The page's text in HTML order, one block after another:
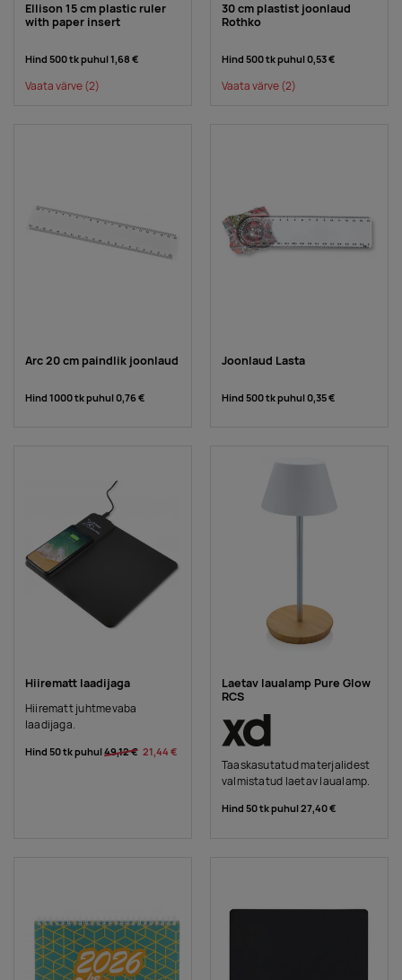
Ellison 15 cm plastic ruler
with paper insert
Hind 500 tk puhul1,68 €
Vaata värve(2)
30 cm plastist joonlaud
Rothko
Hind 500 tk puhul0,53 €
Vaata värve(2)
Arc 20 cm paindlik joonlaud
Hind 1000 tk puhul0,76 €
Joonlaud Lasta
Hind 500 tk puhul0,35 €
Hiirematt laadijaga
Hiirematt juhtmevaba
laadijaga.
Hind 50 tk puhul49,12 € 21,44 €
Laetav laualamp Pure Glow
RCS
Taaskasutatud materjalidest
valmistatud laetav laualamp.
Hind 50 tk puhul27,40 €